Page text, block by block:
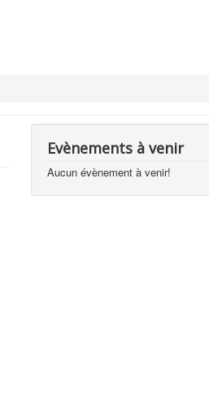
Evènements à venir
Aucun évènement à venir!